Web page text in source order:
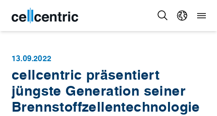
13.09.2022
cellcentric präsentiert
jüngste Generation seiner
Brennstoffzellentechnologie